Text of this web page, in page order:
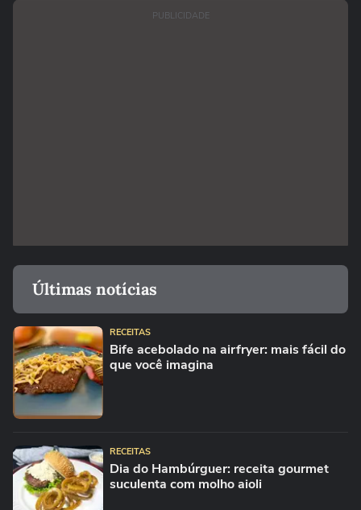
PUBLICIDADE
Últimas notícias
RECEITAS
Bife acebolado na airfryer: mais fácil do
que você imagina
RECEITAS
Dia do Hambúrguer: receita gourmet
suculenta com molho aioli